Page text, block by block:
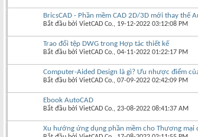
BricsCAD - Phần mềm CAD 2D/3D mới thay thế
Bắt đầu bởi VietCAD Co.‎, 19-12-2022 03:12:08 PM
Trao đổi tệp DWG trong Hợp tác thiết kế
Bắt đầu bởi VietCAD Co.‎, 04-11-2022 01:22:17 PM
Computer-Aided Design là gì? Ưu nhược điểm
Bắt đầu bởi VietCAD Co.‎, 07-09-2022 02:42:09 PM
Ebook AutoCAD
Bắt đầu bởi VietCAD Co.‎, 23-08-2022 08:41:37 AM
Xu hướng ứng dụng phần mềm cho Thương mại